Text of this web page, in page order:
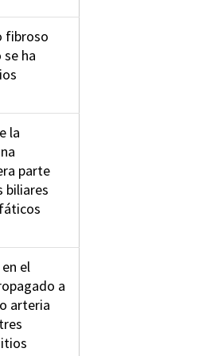
fibroso
ha
la
parte
biliares
el
a
arteria